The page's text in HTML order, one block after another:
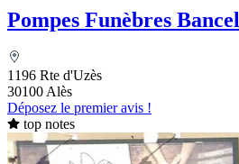
Pompes Funèbres Bancel
1196 Rte d'Uzès
30100 Alès
Déposez le premier avis !
top notes